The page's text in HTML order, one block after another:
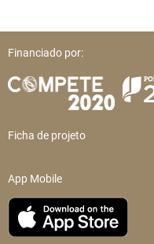
Financiado por:
Ficha de projeto
App Mobile